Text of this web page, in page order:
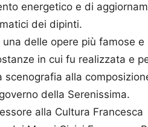
energetico e di
dei dipinti.
una delle opere più famose e
in cui fu realizzata e
alla
della Serenissima.
alla Cultura Francesca